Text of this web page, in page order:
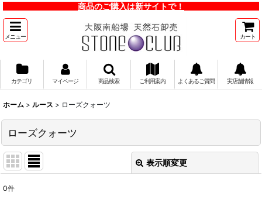
商品のご購入は新サイトで！
メニュー カート
カテゴリ マイページ 商品検索 ご利用案内 よくあるご質問 実店舗情報
ホーム > ルース > ローズクォーツ
ローズクォーツ
表示順変更
0件